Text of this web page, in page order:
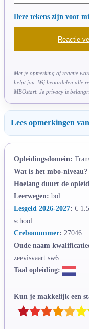
Deze tekens zijn voor
Met je opmerking of reactie
helpt jou. Wij beoordelen alle
MBOstart. Je privacy is
Lees opmerkingen
Opleidingsdomein:
Wat is het mbo-niveau?
Hoelang duurt de
Leerwegen: bol
Lesgeld 2026-2027: €
school
Crebonummer: 27046
Oude naam
zeevisvaart sw6
Taal opleiding:
Kun je makkelijk een